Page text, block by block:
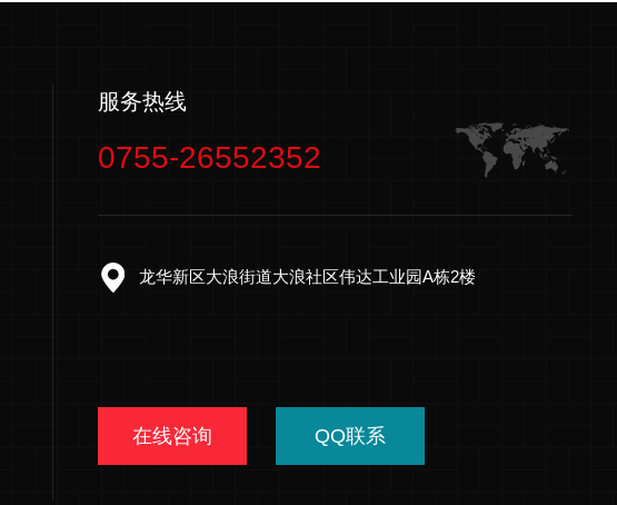
服务热线
0755-26552352
龙华新区大浪街道大浪社区伟达工业园A栋2楼
在线咨询 QQ联系